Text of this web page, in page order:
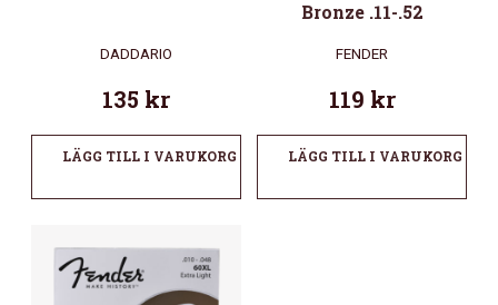
DADDARIO
135 kr
LÄGG TILL I VARUKORG
Bronze .11-.52
FENDER
119 kr
LÄGG TILL I VARUKORG